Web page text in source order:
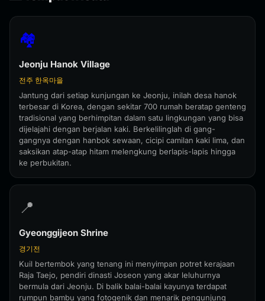
🏘️
Jeonju Hanok Village
전주 한옥마을
Jantung dari setiap kunjungan ke Jeonju, inilah desa hanok
terbesar di Korea, dengan sekitar 700 rumah beratap genteng
tradisional yang berhimpitan dalam satu lingkungan yang bisa
dijelajahi dengan berjalan kaki. Berkelilinglah di gang-
gangnya dengan hanbok sewaan, cicipi camilan kaki lima, dan
saksikan atap-atap hitam melengkung berlapis-lapis hingga
ke perbukitan.
📍
Gyeonggijeon Shrine
경기전
Kuil bertembok yang tenang ini menyimpan potret kerajaan
Raja Taejo, pendiri dinasti Joseon yang akar leluhurnya
bermula dari Jeonju. Di balik balai-balai kayunya terdapat
rumpun bambu yang fotogenik dan menarik pengunjung